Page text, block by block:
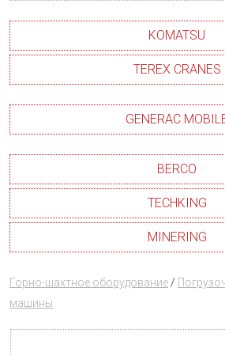
KOMATSU
TEREX CRANES
GENERAC
BERCO
TECHKING
MINERING
Горно-шахтное оборудование /
машины